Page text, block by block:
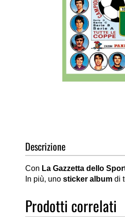
di
immagini
Descrizione
Con La Gazzetta dello
In più, uno sticker album di
Prodotti correlati